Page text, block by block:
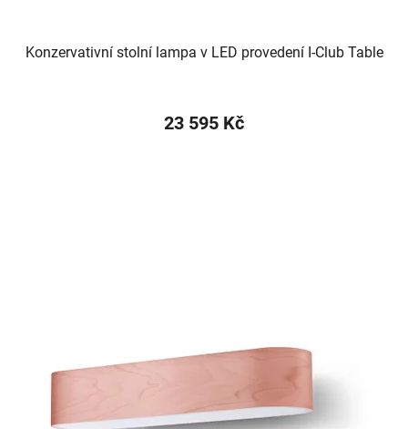
Konzervativní stolní lampa v LED provedení I-Club Table
23 595 Kč